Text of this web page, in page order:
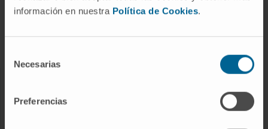
información en nuestra Política de Cookies.
Necesarias
Preferencias
Campus of the Universidad de Navarra